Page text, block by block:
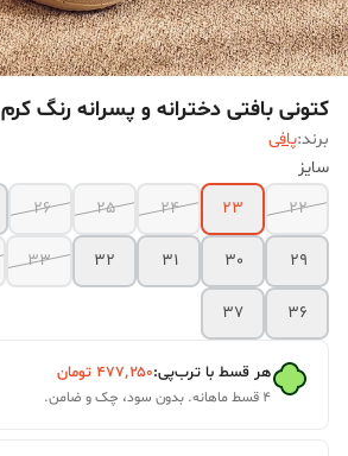
کتونی بافتی دخترانه و پسرانه رنگ کرم
برند:پافی
سایز
22
23
24
25
26
29
30
31
32
33
36
37
هر قسط با ترب‌پی:۴۷۷٬۲۵۰ تومان
۴ قسط ماهانه. بدون سود، چک و ضامن.